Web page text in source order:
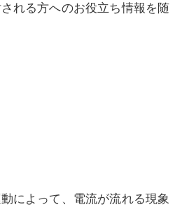
れる方へのお役立ち情報を随
によって、電流が流れる現象